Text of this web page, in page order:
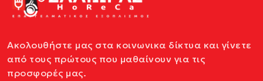
Ακολουθήστε μας στα κοινωνικα δίκτυα και γίνετε
από τους πρώτους που μαθαίνουν για τις
προσφορές μας.